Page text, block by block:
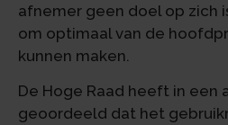
afnemer geen doel op zich
om optimaal van de
kunnen maken.
De Hoge Raad heeft in een
geoordeeld dat het